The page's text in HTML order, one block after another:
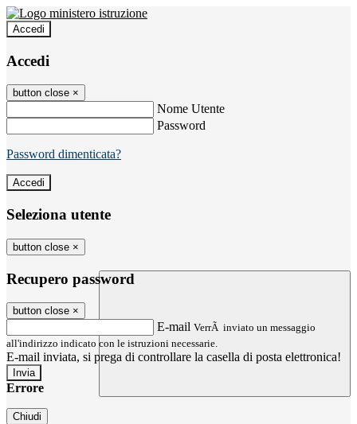
Accedi
Accedi
button close ×
Nome Utente
Password
Password dimenticata?
Seleziona utente
button close ×
Recupero password
button close ×
E-mail VerrÃ inviato un messaggio
all'indirizzo indicato con le istruzioni necessarie.
E-mail inviata, si prega di controllare la casella di posta elettronica!
Errore
Chiudi